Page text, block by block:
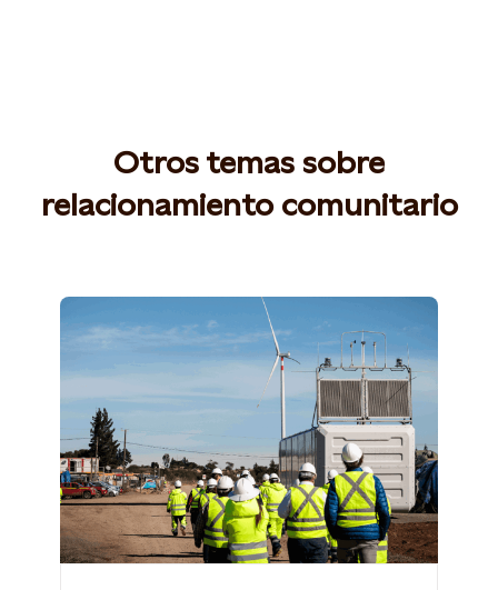
Otros temas sobre
relacionamiento comunitario